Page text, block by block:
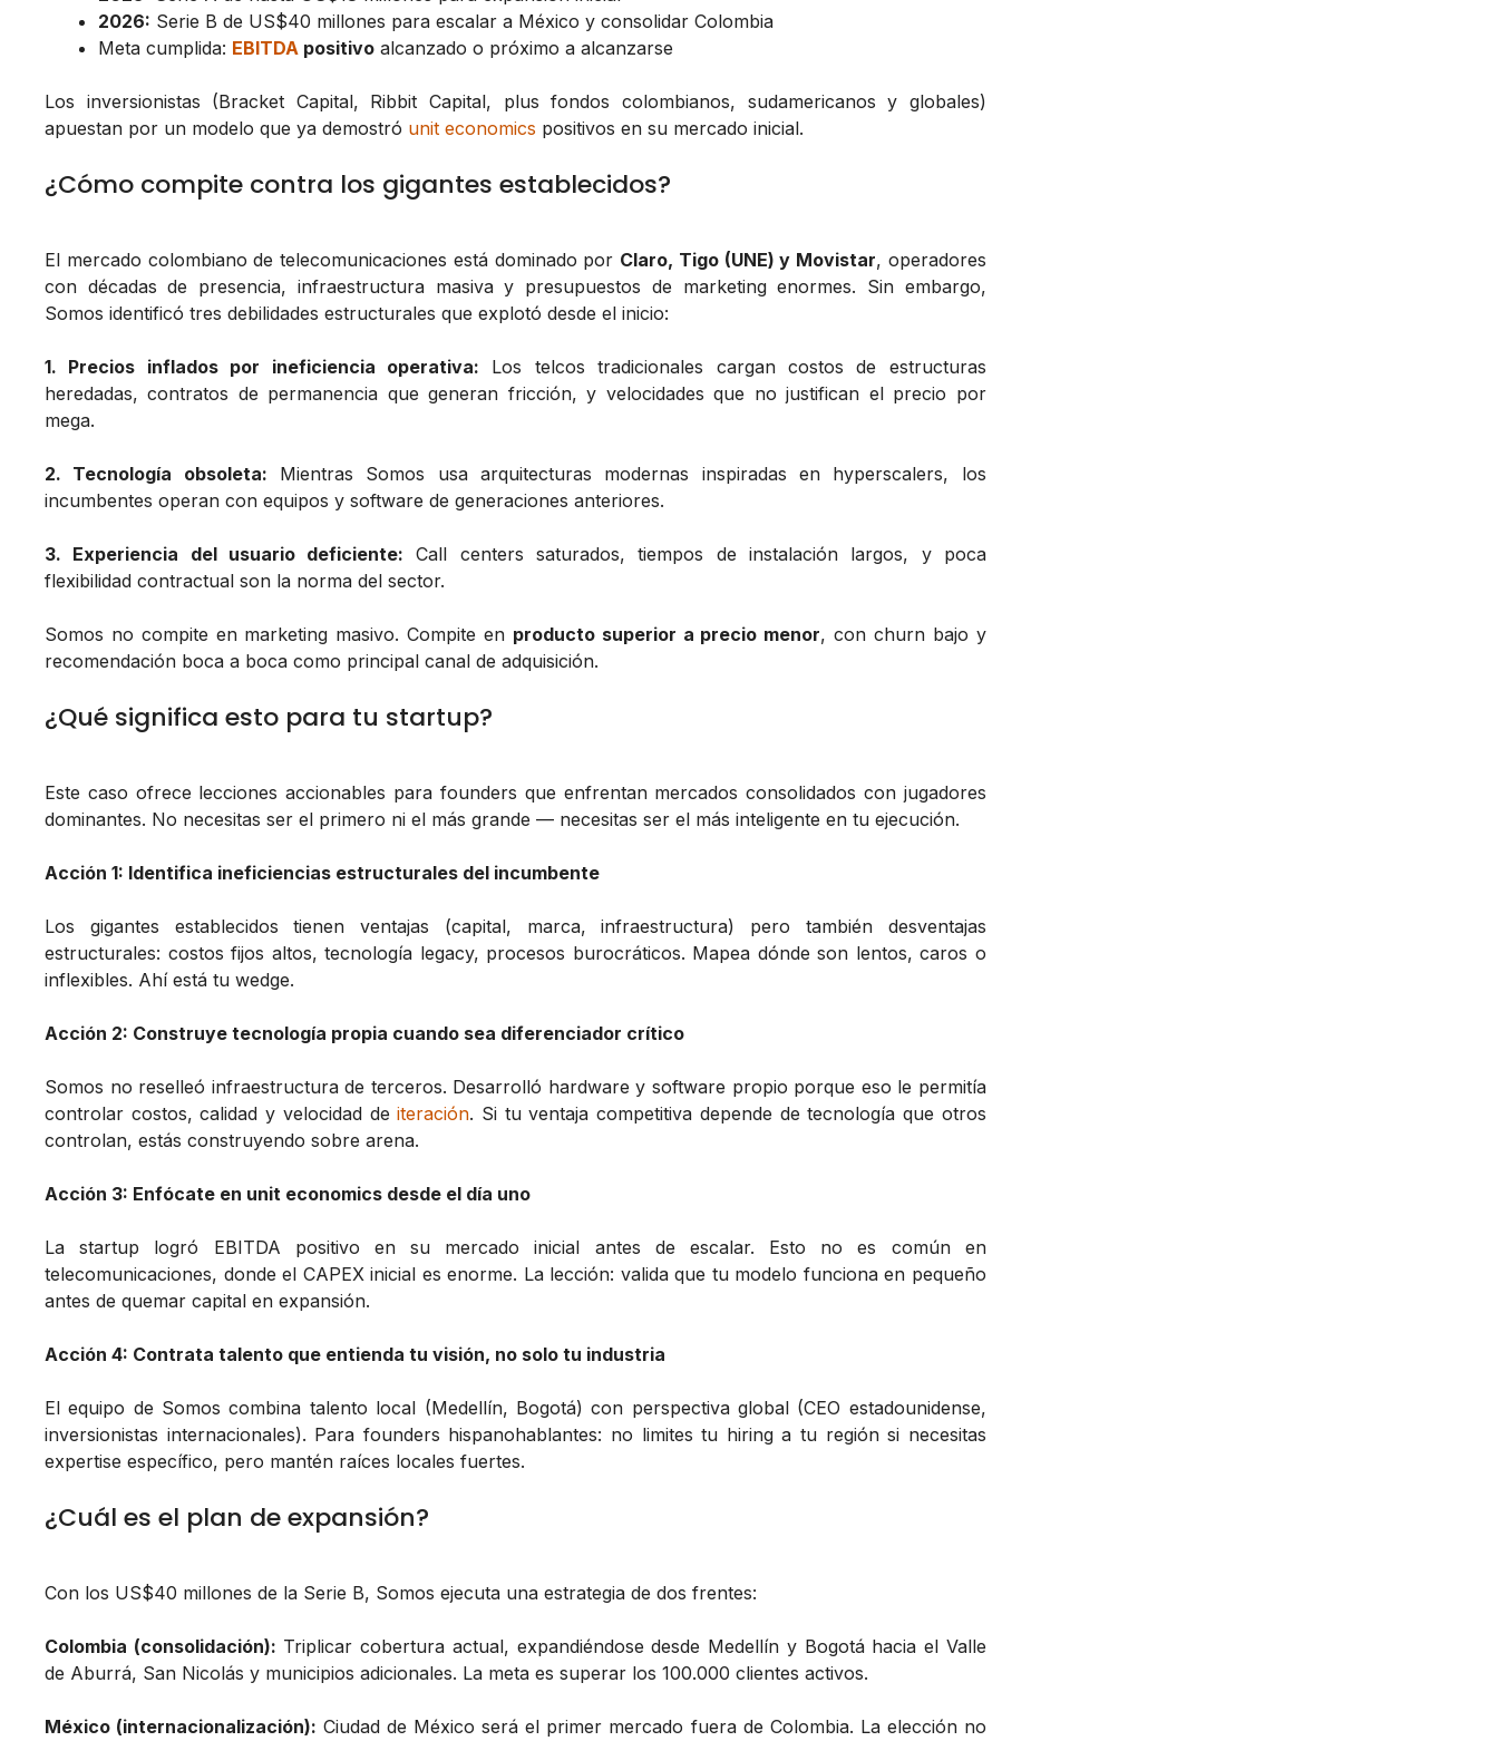
2026: Serie B de US$40 millones para escalar a México y consolidar Colombia
Meta cumplida: EBITDA positivo alcanzado o próximo a alcanzarse
Los inversionistas (Bracket Capital, Ribbit Capital, plus fondos colombianos, sudamericanos y globales)
apuestan por un modelo que ya demostró unit economics positivos en su mercado inicial.
¿Cómo compite contra los gigantes establecidos?
El mercado colombiano de telecomunicaciones está dominado por Claro, Tigo (UNE) y Movistar, operadores
con décadas de presencia, infraestructura masiva y presupuestos de marketing enormes. Sin embargo,
Somos identificó tres debilidades estructurales que explotó desde el inicio:
1. Precios inflados por ineficiencia operativa: Los telcos tradicionales cargan costos de estructuras
heredadas, contratos de permanencia que generan fricción, y velocidades que no justifican el precio por
mega.
2. Tecnología obsoleta: Mientras Somos usa arquitecturas modernas inspiradas en hyperscalers, los
incumbentes operan con equipos y software de generaciones anteriores.
3. Experiencia del usuario deficiente: Call centers saturados, tiempos de instalación largos, y poca
flexibilidad contractual son la norma del sector.
Somos no compite en marketing masivo. Compite en producto superior a precio menor, con churn bajo y
recomendación boca a boca como principal canal de adquisición.
¿Qué significa esto para tu startup?
Este caso ofrece lecciones accionables para founders que enfrentan mercados consolidados con jugadores
dominantes. No necesitas ser el primero ni el más grande — necesitas ser el más inteligente en tu ejecución.
Acción 1: Identifica ineficiencias estructurales del incumbente
Los gigantes establecidos tienen ventajas (capital, marca, infraestructura) pero también desventajas
estructurales: costos fijos altos, tecnología legacy, procesos burocráticos. Mapea dónde son lentos, caros o
inflexibles. Ahí está tu wedge.
Acción 2: Construye tecnología propia cuando sea diferenciador crítico
Somos no reselleó infraestructura de terceros. Desarrolló hardware y software propio porque eso le permitía
controlar costos, calidad y velocidad deiteración. Si tu ventaja competitiva depende de tecnología que otros
controlan, estás construyendo sobre arena.
Acción 3: Enfócate en unit economics desde el día uno
La startup logró EBITDA positivo en su mercado inicial antes de escalar. Esto no es común en
telecomunicaciones, donde el CAPEX inicial es enorme. La lección: valida que tu modelo funciona en pequeño
antes de quemar capital en expansión.
Acción 4: Contrata talento que entienda tu visión, no solo tu industria
El equipo de Somos combina talento local (Medellín, Bogotá) con perspectiva global (CEO estadounidense,
inversionistas internacionales). Para founders hispanohablantes: no limites tu hiring a tu región si necesitas
expertise específico, pero mantén raíces locales fuertes.
¿Cuál es el plan de expansión?
Con los US$40 millones de la Serie B, Somos ejecuta una estrategia de dos frentes:
Colombia (consolidación): Triplicar cobertura actual, expandiéndose desde Medellín y Bogotá hacia el Valle
de Aburrá, San Nicolás y municipios adicionales. La meta es superar los 100.000 clientes activos.
México (internacionalización): Ciudad de México será el primer mercado fuera de Colombia. La elección no